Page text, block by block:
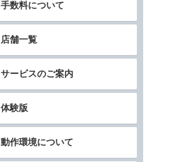
手数料について
店舗一覧
サービスのご案内
体験版
動作環境について